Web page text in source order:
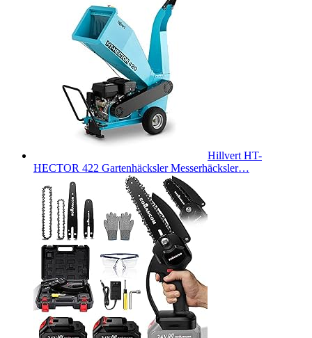
Hillvert HT-
HECTOR 422 Gartenhäcksler Messerhäcksler…